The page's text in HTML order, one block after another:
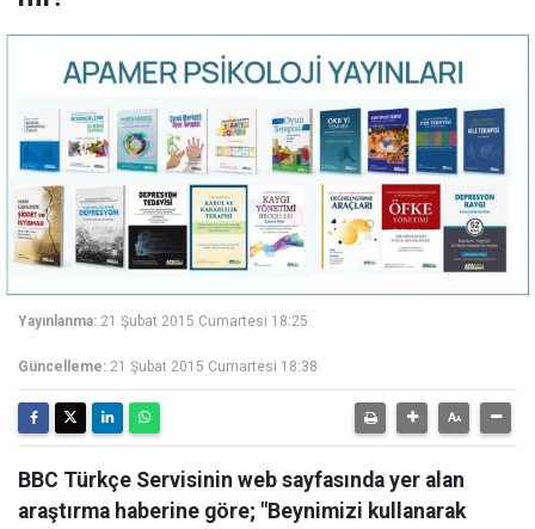
Yayınlanma: 21 Şubat 2015 Cumartesi 18:25
Güncelleme: 21 Şubat 2015 Cumartesi 18:38
BBC Türkçe Servisinin web sayfasında yer alan
araştırma haberine göre; "Beynimizi kullanarak